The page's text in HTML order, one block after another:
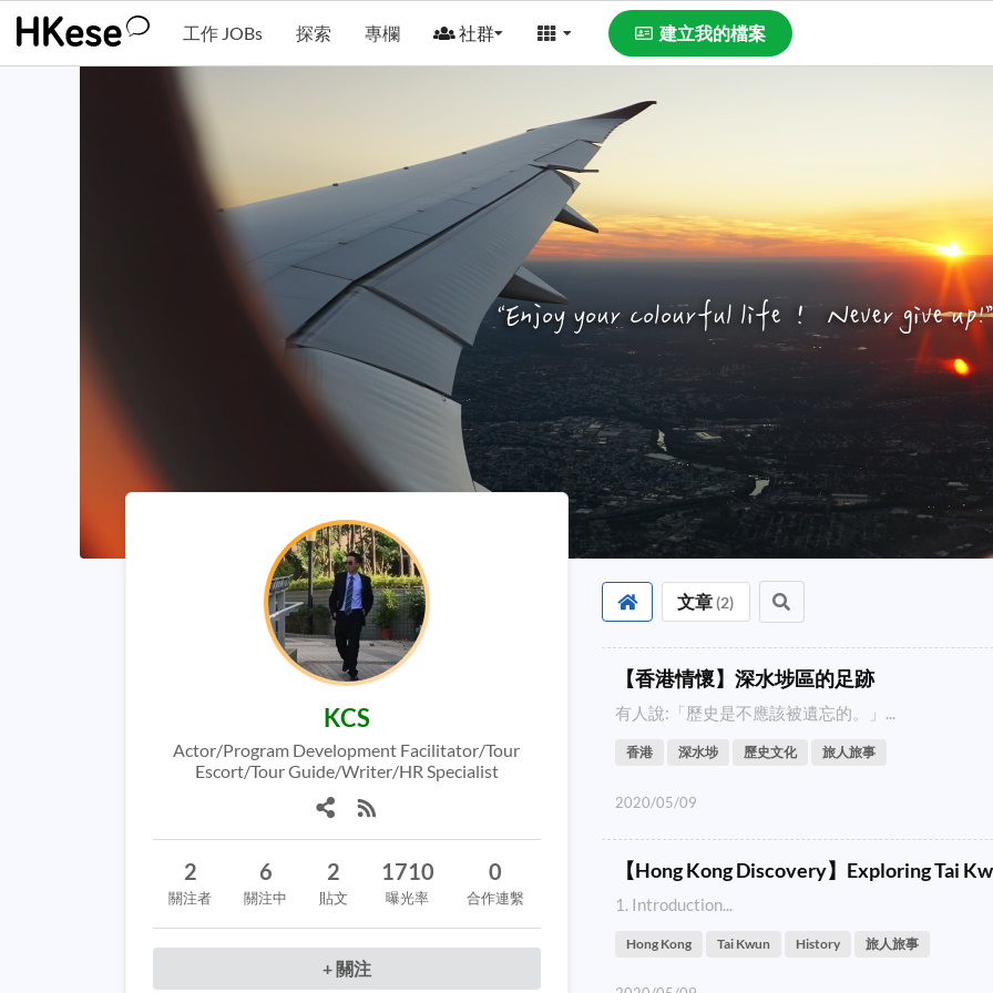
工作 JOBs 探索 專欄 社群 建立我的檔案
“Enjoy your colourful life！ Never give up!”
KCS
Actor/Program Development Facilitator/Tour
Escort/Tour Guide/Writer/HR Specialist
2
關注者
6
關注中
2
貼文
1710
曝光率
0
合作連繫
+ 關注
文章 (2)
【香港情懷】深水埗區的足跡
有人說:「歷史是不應該被遺忘的。」...
香港 深水埗 歷史文化 旅人旅事
2020/05/09
【Hong Kong Discovery】Exploring Tai
1. Introduction...
Hong Kong Tai Kwun History 旅人旅事